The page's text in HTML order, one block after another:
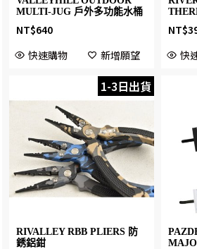
MULTI-JUG 戶外多功能水桶
NT$640
快速購物
新增願望
NT$
快
1-3日出貨
RIVALLEY RBB PLIERS 防
銹鋁鉗